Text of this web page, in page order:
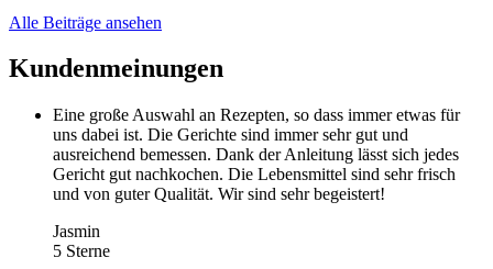
Alle Beiträge ansehen
Kundenmeinungen
Eine große Auswahl an Rezepten, so dass immer etwas für
uns dabei ist. Die Gerichte sind immer sehr gut und
ausreichend bemessen. Dank der Anleitung lässt sich jedes
Gericht gut nachkochen. Die Lebensmittel sind sehr frisch
und von guter Qualität. Wir sind sehr begeistert!
Jasmin
5 Sterne